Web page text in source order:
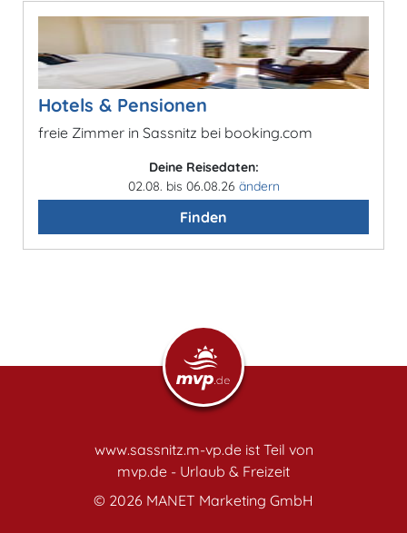
Hotels & Pensionen
freie Zimmer in Sassnitz bei booking.com
Deine Reisedaten:
02.08. bis 06.08.26 ändern
Finden
www.sassnitz.m-vp.de ist Teil von
mvp.de - Urlaub & Freizeit
© 2026 MANET Marketing GmbH